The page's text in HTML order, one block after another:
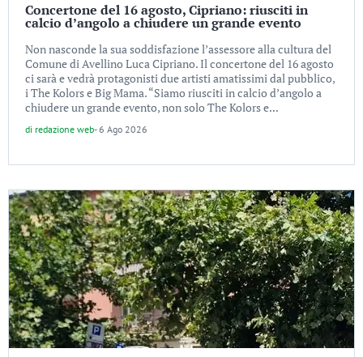
Concertone del 16 agosto, Cipriano: riusciti in
calcio d’angolo a chiudere un grande evento
Non nasconde la sua soddisfazione l’assessore alla cultura del
Comune di Avellino Luca Cipriano. Il concertone del 16 agosto
ci sarà e vedrà protagonisti due artisti amatissimi dal pubblico,
i The Kolors e Big Mama. “Siamo riusciti in calcio d’angolo a
chiudere un grande evento, non solo The Kolors e...
di redazione web-6 Ago 2026